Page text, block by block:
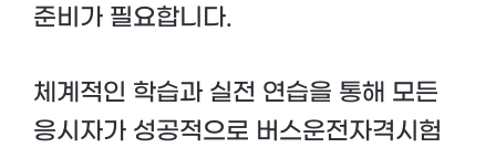
준비가 필요합니다.
체계적인 학습과 실전 연습을 통해 모든
응시자가 성공적으로 버스운전자격시험